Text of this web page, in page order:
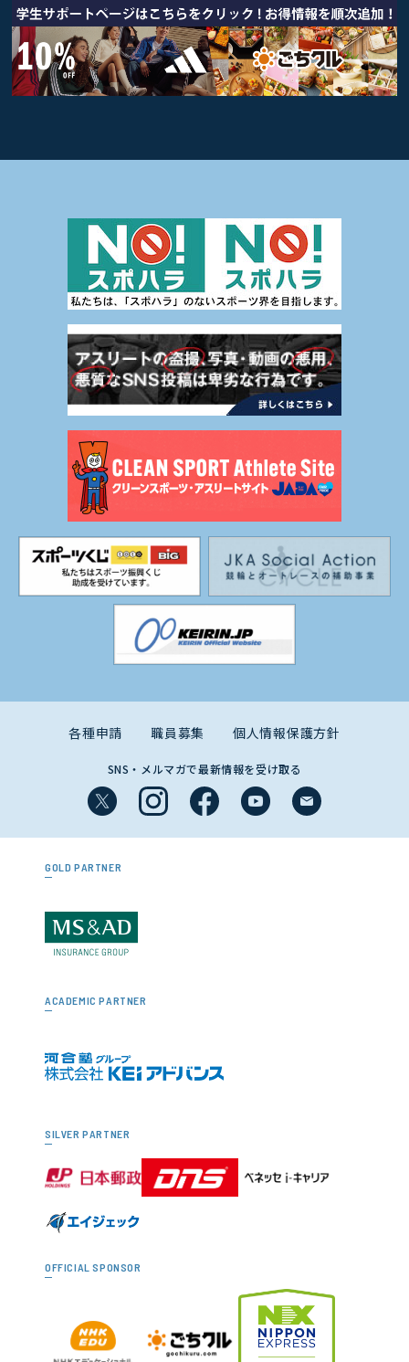
各種申請 職員募集 個人情報保護方針
SNS・メルマガで最新情報を受け取る
GOLD PARTNER
ACADEMIC PARTNER
SILVER PARTNER
OFFICIAL SPONSOR